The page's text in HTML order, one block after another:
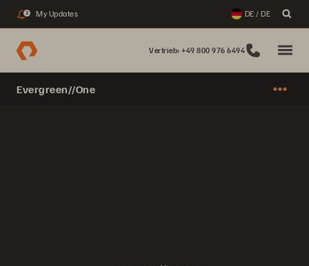
2 My Updates DE / DE
Vertrieb: +49 800 976 6494
Evergreen//One